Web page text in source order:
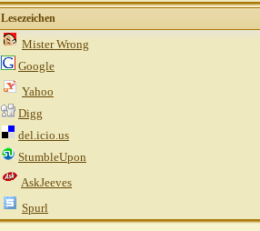
Lesezeichen
Mister Wrong
Google
Yahoo
Digg
del.icio.us
StumbleUpon
AskJeeves
Spurl